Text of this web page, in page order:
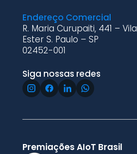
Endereço Comercial
R. Maria Curupaiti, 441 – Vila
Ester S. Paulo – SP
02452-001
Siga nossas redes
Premiações AIoT Brasil